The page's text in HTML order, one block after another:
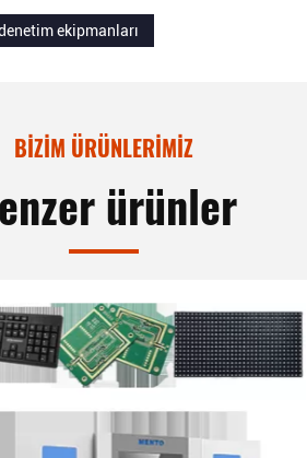
ekipmanları
BIZIM ÜRÜNLERIMIZ
ürünler